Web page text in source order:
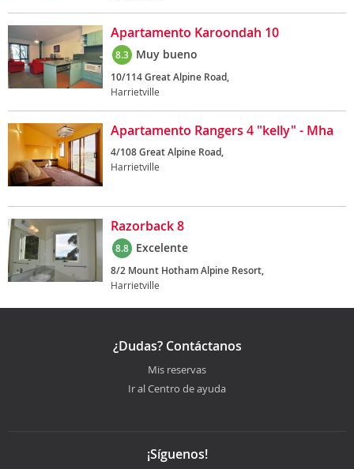
Apartamento Karoondah 10
8.3 Muy bueno
10/114 Great Alpine Road,
Harrietville
Apartamento Rangers 4 "kelly" - Mha
4/108 Great Alpine Road,
Harrietville
Razorback 8
8.8 Excelente
8/2 Mount Hotham Alpine Resort,
Harrietville
¿Dudas? Contáctanos
Mis reservas
Ir al Centro de ayuda
¡Síguenos!